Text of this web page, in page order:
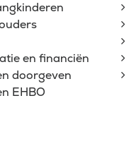
en financiën
doorgeven
EHBO